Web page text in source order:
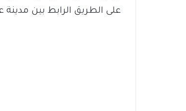
على الطريق الرابط بين مدينة